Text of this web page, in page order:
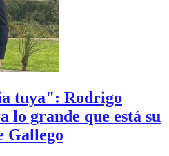
tuya": Rodrigo
lo grande que está su
Gallego